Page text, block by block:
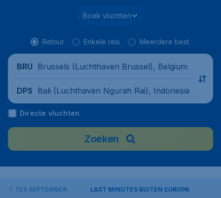
Boek vluchten
Retour Enkele reis Meerdere best.
BRU Brussels (Luchthaven Brussel), Belgium
DPS Bali (Luchthaven Ngurah Rai), Indonesia
Directe vluchten
Zoeken
SEPTEMBER LAST MINUTES BUITEN EUROPA